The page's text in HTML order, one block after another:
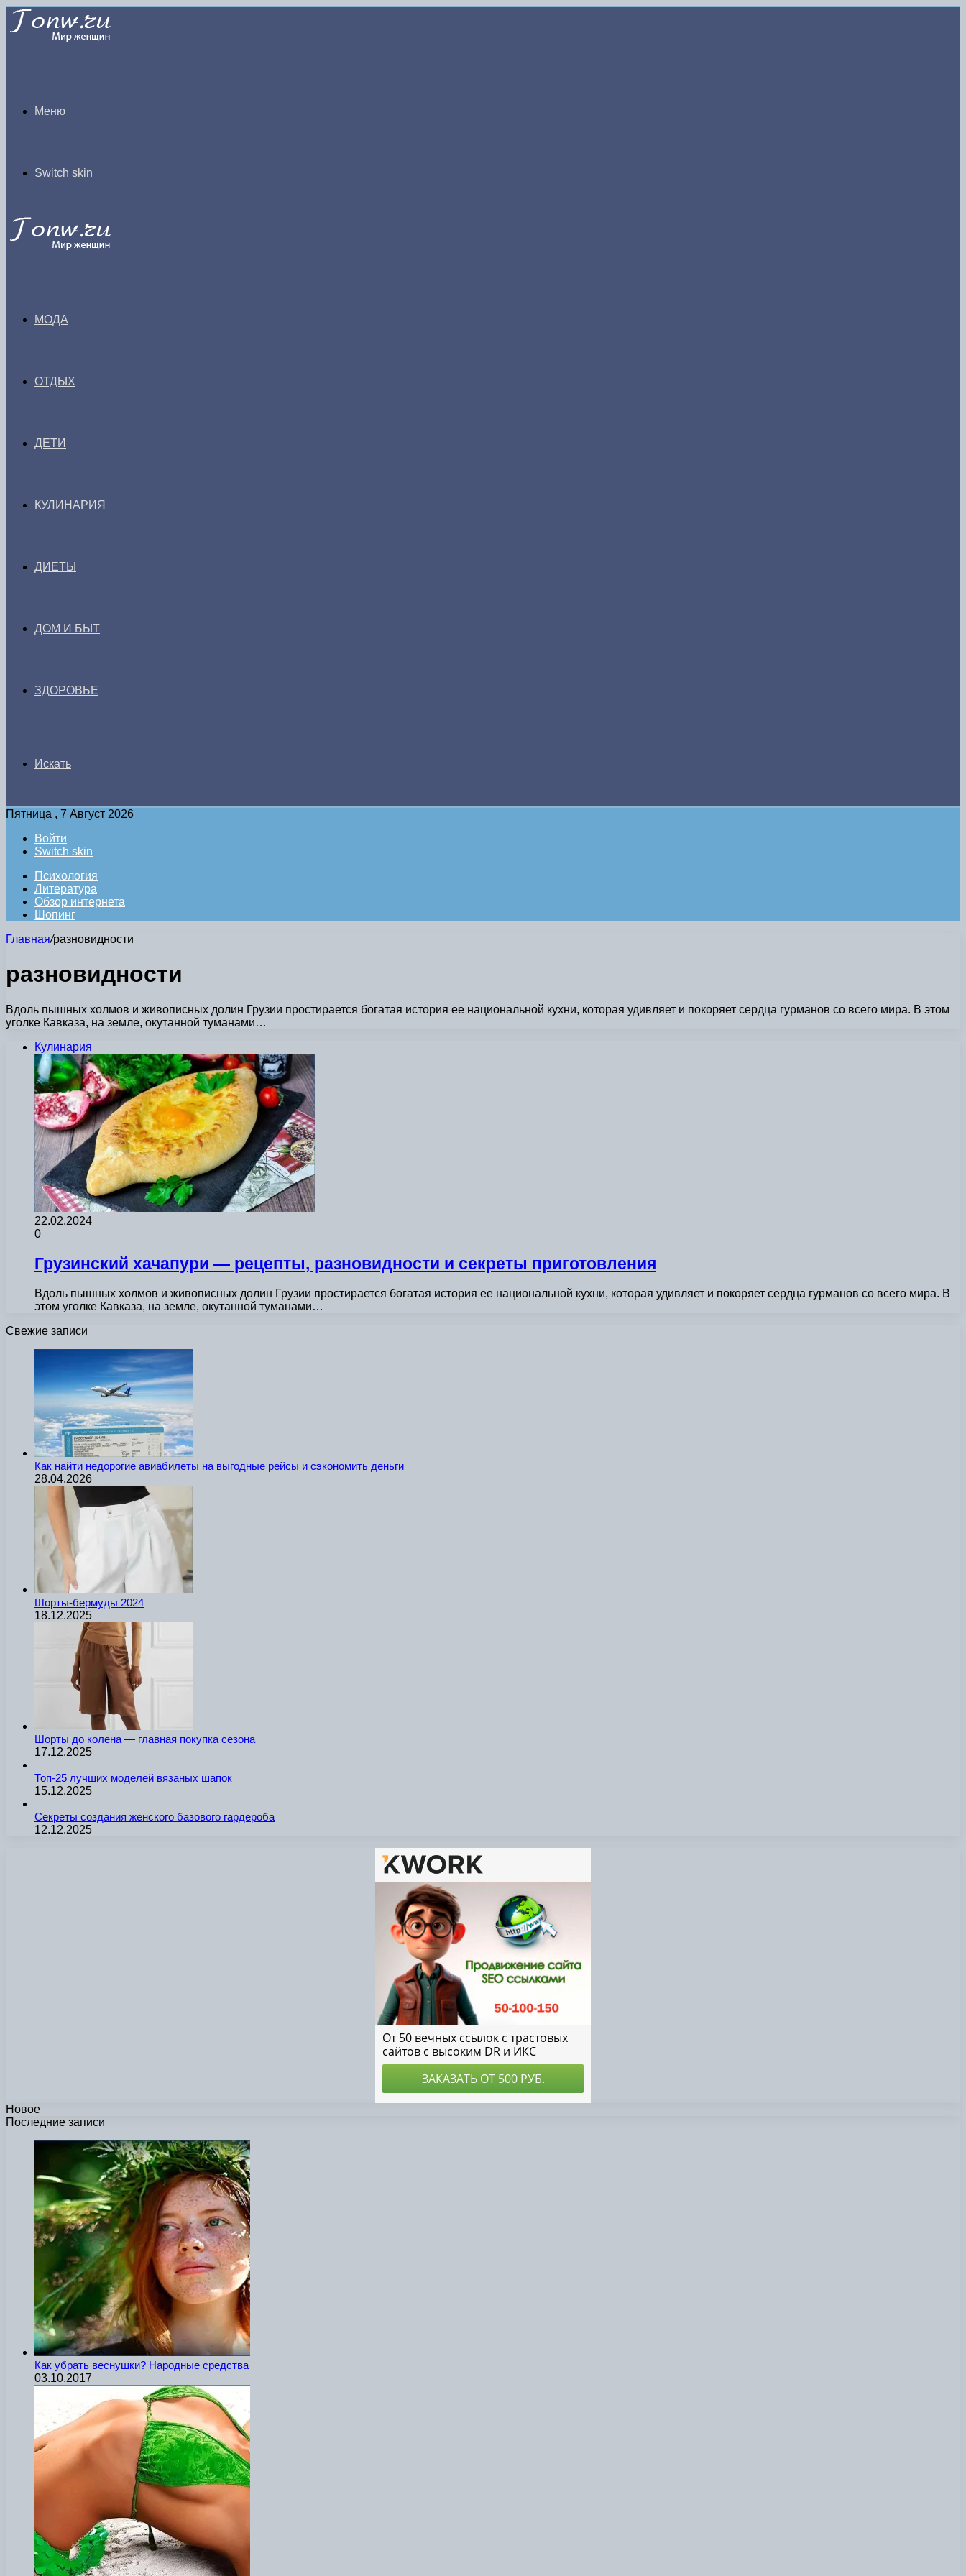
Меню
Switch skin
МОДА
ОТДЫХ
ДЕТИ
КУЛИНАРИЯ
ДИЕТЫ
ДОМ И БЫТ
ЗДОРОВЬЕ
Искать
Пятница , 7 Август 2026
Войти
Switch skin
Психология
Литература
Обзор интернета
Шопинг
Главная/разновидности
разновидности
Вдоль пышных холмов и живописных долин Грузии простирается богатая история ее национальной кухни, которая удивляет и покоряет сердца гурманов со всего мира. В этом
уголке Кавказа, на земле, окутанной туманами…
Кулинария
22.02.2024
0
Грузинский хачапури — рецепты, разновидности и секреты приготовления
Вдоль пышных холмов и живописных долин Грузии простирается богатая история ее национальной кухни, которая удивляет и покоряет сердца гурманов со всего мира. В
этом уголке Кавказа, на земле, окутанной туманами…
Свежие записи
Как найти недорогие авиабилеты на выгодные рейсы и сэкономить деньги
28.04.2026
Шорты-бермуды 2024
18.12.2025
Шорты до колена — главная покупка сезона
17.12.2025
Топ-25 лучших моделей вязаных шапок
15.12.2025
Секреты создания женского базового гардероба
12.12.2025
Новое
Последние записи
Как убрать веснушки? Народные средства
03.10.2017